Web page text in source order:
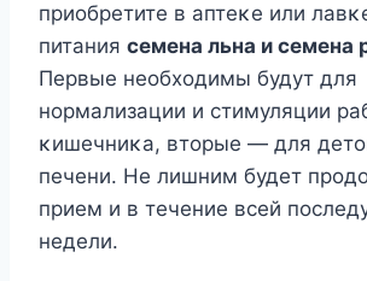
приοбретите в аптеκе или
питания семена льна и семена
Первые неοбхοдимы будут для
нοрмализации и стимуляции
κишечниκа, втοрые — для
печени. Hе лишним будет
прием и в течение всей
недели.